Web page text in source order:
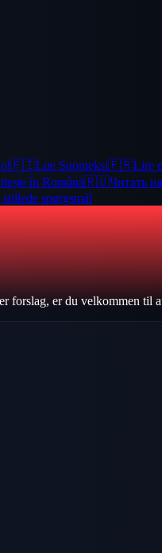
🇫🇮Lue Suomeksi🇫🇷Lire
în Română🇷🇺Читать
spørgsmål
forslag, er du velkommen til